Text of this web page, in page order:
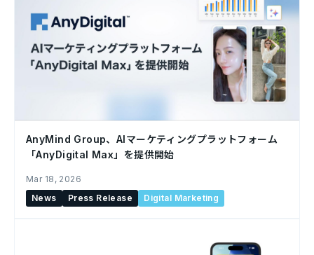
AnyMind Group、AIマーケティングプラットフォーム
「AnyDigital Max」を提供開始
Mar 18, 2026
News
Press Release Digital Marketing